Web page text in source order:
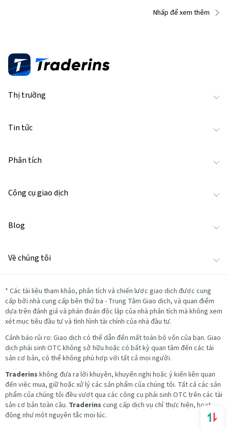
Nhấp để xem thêm
Thị trường
Tin tức
Phân tích
Công cụ giao dịch
Blog
Về chúng tôi
* Các tài liệu tham khảo, phân tích và chiến lược giao dịch được cung
cấp bởi nhà cung cấp bên thứ ba - Trung Tâm Giao dịch, và quan điểm
dựa trên đánh giá và phán đoán độc lập của nhà phân tích mà không xem
xét mục tiêu đầu tư và tình hình tài chính của nhà đầu tư.
Cảnh báo rủi ro: Giao dịch có thể dẫn đến mất toàn bộ vốn của bạn. Giao
dịch phái sinh OTC không sở hữu hoặc có bất kỳ quan tâm đến các tài
sản cơ bản, có thể không phù hợp với tất cả mọi người.
Traderins không đưa ra lời khuyên, khuyến nghị hoặc ý kiến liên quan
đến việc mua, giữ hoặc xử lý các sản phẩm của chúng tôi. Tất cả các sản
phẩm của chúng tôi đều vượt qua các công cụ phái sinh OTC trên các tài
sản cơ bản toàn cầu. Traderins cung cấp dịch vụ chỉ thực hiện, hoạt
động như một nguyên tắc mọi lúc.